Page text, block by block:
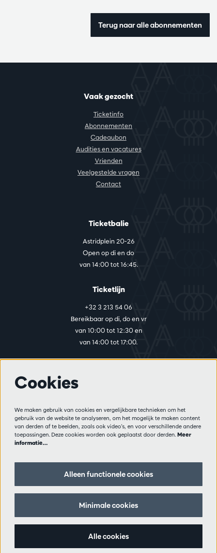
Terug naar alle abonnementen
Vaak gezocht
Ticketinfo
Abonnementen
Cadeaubon
Audities en vacatures
Vrienden
Veelgestelde vragen
Contact
Ticketbalie
Astridplein 20-26
Open op di en do
van 14:00 tot 16:45.
Ticketlijn
+32 3 213 54 06
Bereikbaar op di, do en vr
van 10:00 tot 12:30 en
van 14:00 tot 17:00.
Privacy
Verkoopsvoorwaarden
Pers
Volg ons
Cookies
We maken gebruik van cookies en vergelijkbare technieken om het
gebruik van de website te analyseren, om het mogelijk te maken content
van derden af te beelden, zoals ook video’s, en voor verschillende andere
toepassingen. Deze cookies worden ook geplaatst door derden. Meer
informatie…
Alleen functionele cookies
Minimale cookies
Alle cookies